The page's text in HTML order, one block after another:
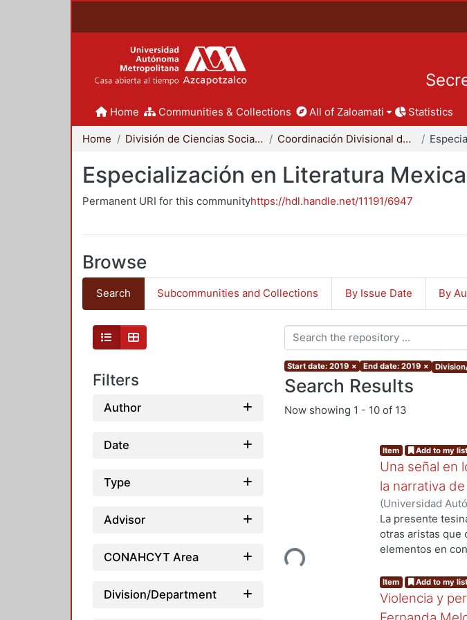
Home Communities & Collections All of Zaloamati Statistics
Home División de Ciencias Sociales y Humanidades Coordinación Divisional de Posgrado
Especialización en Literatura
Permanent URI for this communityhttps://hdl.handle.net/11191/6947
Browse
Search Subcommunities and Collections By Issue Date By
Filters
Author
Date
Type
Advisor
CONAHCYT Area
Division/Department
Start date: 2019 × End date: 2019 ×
Search Results
Now showing 1 - 10 of 13
Loading...
Item Add to my list
Una señal en
la narrativa
(Universidad
de Servicios de
La presente
otras aristas que
elementos en
cuentos
constructor de
Item Add to my list
Violencia y